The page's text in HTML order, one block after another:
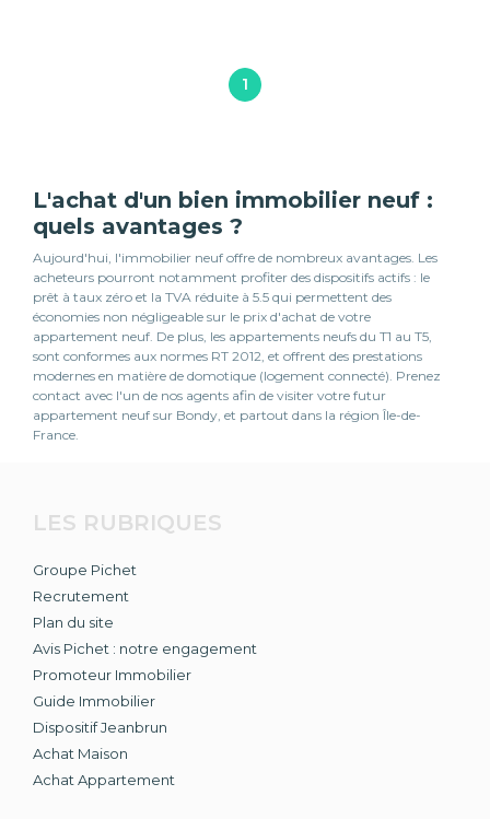
1
L'achat d'un bien immobilier neuf :
quels avantages ?
Aujourd'hui, l'immobilier neuf offre de nombreux avantages. Les
acheteurs pourront notamment profiter des dispositifs actifs : le
prêt à taux zéro et la TVA réduite à 5.5 qui permettent des
économies non négligeable sur le prix d'achat de votre
appartement neuf. De plus, les appartements neufs du T1 au T5,
sont conformes aux normes RT 2012, et offrent des prestations
modernes en matière de domotique (logement connecté). Prenez
contact avec l'un de nos agents afin de visiter votre futur
appartement neuf sur Bondy, et partout dans la région Île-de-
France.
LES RUBRIQUES
Groupe Pichet
Recrutement
Plan du site
Avis Pichet : notre engagement
Promoteur Immobilier
Guide Immobilier
Dispositif Jeanbrun
Achat Maison
Achat Appartement